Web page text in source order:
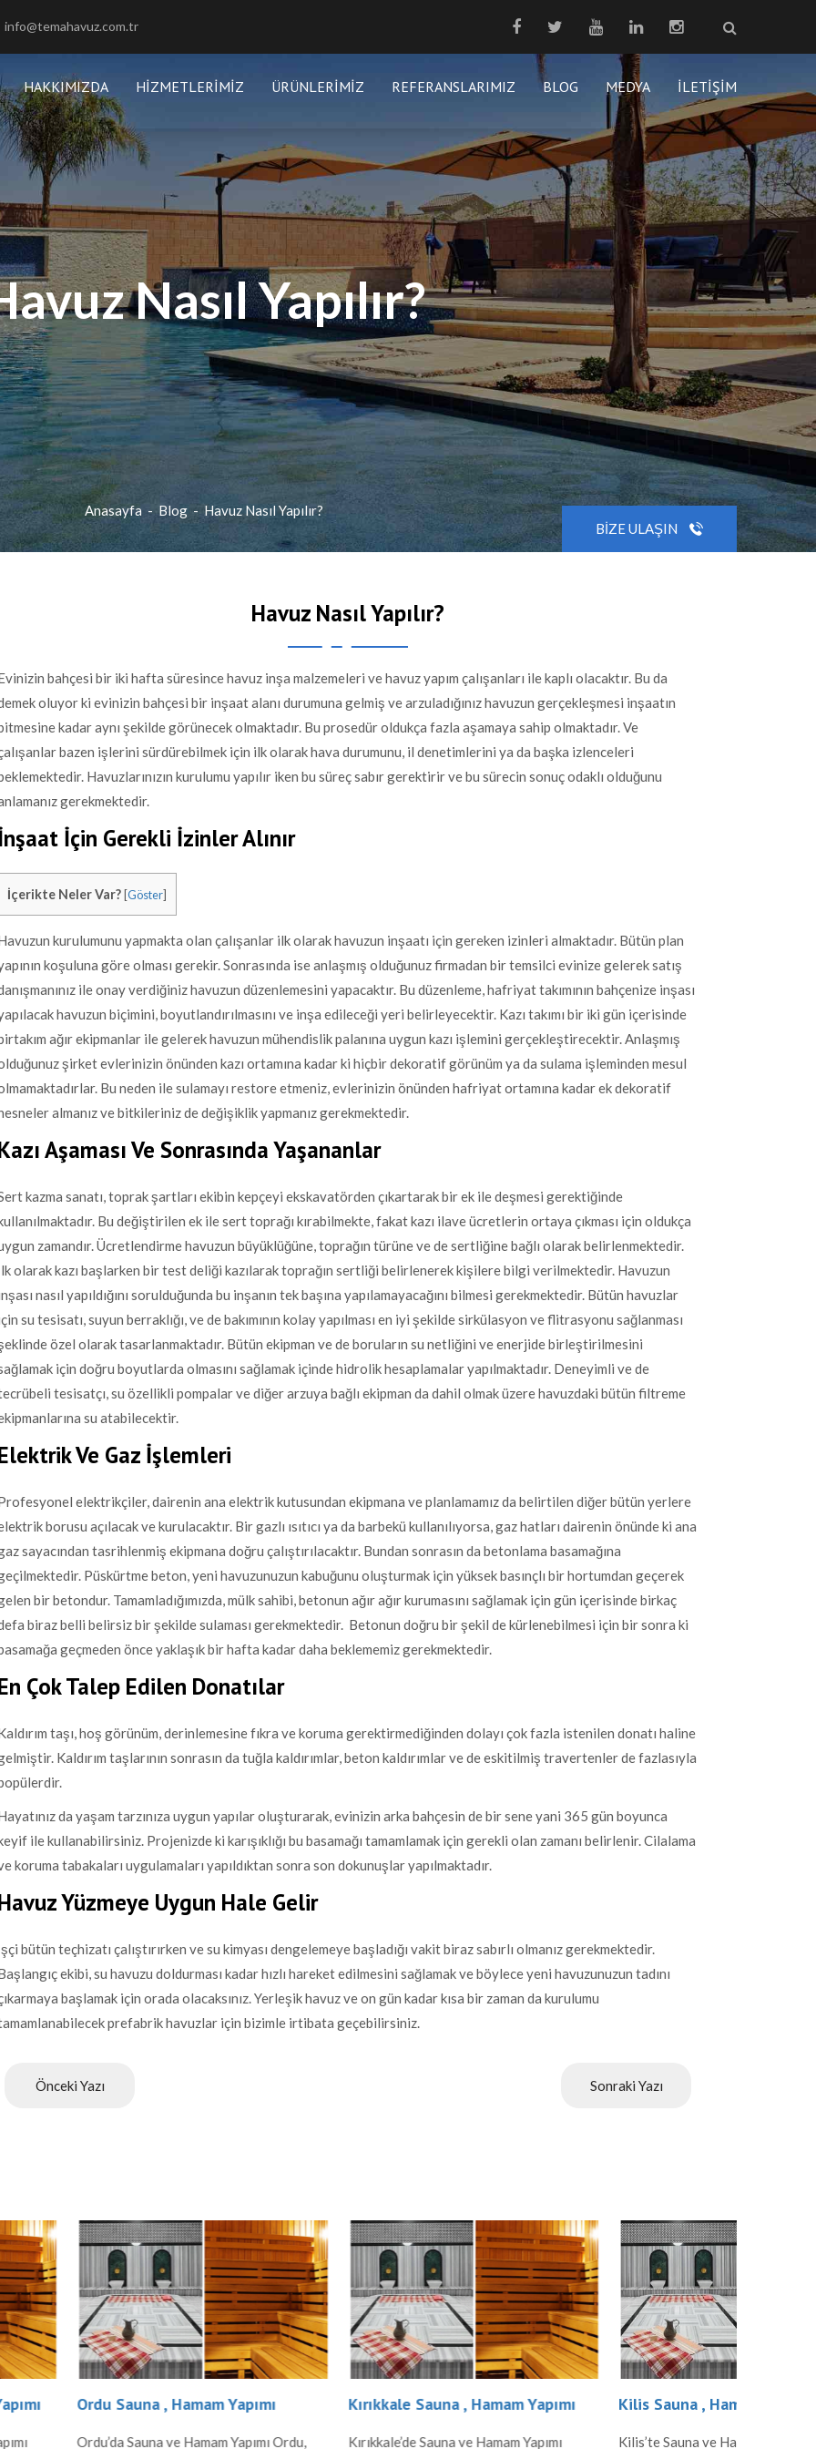
info@temahavuz.com.tr
HAKKIMIZDA HIZMETLERIMIZ ÜRÜNLERIMIZ REFERANSLARIMIZ BLOG MEDYA İLETIŞIM
Nasıl Yapılır?
Anasayfa - Blog - Havuz Nasıl Yapılır?
BIZE ULAŞIN
Havuz Nasıl Yapılır?
bahçesi bir iki hafta süresince havuz inşa malzemeleri ve havuz yapım çalışanları ile kaplı olacaktır. Bu da
oluyor ki evinizin bahçesi bir inşaat alanı durumuna gelmiş ve arzuladığınız havuzun gerçekleşmesi inşaatın
kadar aynı şekilde görünecek olmaktadır. Bu prosedür oldukça fazla aşamaya sahip olmaktadır. Ve
bazen işlerini sürdürebilmek için ilk olarak hava durumunu, il denetimlerini ya da başka izlenceleri
Havuzlarınızın kurulumu yapılır iken bu süreç sabır gerektirir ve bu sürecin sonuç odaklı olduğunu
gerekmektedir.
İçin Gerekli İzinler Alınır
İçerikte Neler Var? [Göster]
kurulumunu yapmakta olan çalışanlar ilk olarak havuzun inşaatı için gereken izinleri almaktadır. Bütün plan
koşuluna göre olması gerekir. Sonrasında ise anlaşmış olduğunuz firmadan bir temsilci evinize gelerek satış
ile onay verdiğiniz havuzun düzenlemesini yapacaktır. Bu düzenleme, hafriyat takımının bahçenize inşası
havuzun biçimini, boyutlandırılmasını ve inşa edileceği yeri belirleyecektir. Kazı takımı bir iki gün içerisinde
ağır ekipmanlar ile gelerek havuzun mühendislik palanına uygun kazı işlemini gerçekleştirecektir. Anlaşmış
şirket evlerinizin önünden kazı ortamına kadar ki hiçbir dekoratif görünüm ya da sulama işleminden mesul
Bu neden ile sulamayı restore etmeniz, evlerinizin önünden hafriyat ortamına kadar ek dekoratif
almanız ve bitkileriniz de değişiklik yapmanız gerekmektedir.
Aşaması Ve Sonrasında Yaşananlar
kazma sanatı, toprak şartları ekibin kepçeyi ekskavatörden çıkartarak bir ek ile deşmesi gerektiğinde
Bu değiştirilen ek ile sert toprağı kırabilmekte, fakat kazı ilave ücretlerin ortaya çıkması için oldukça
zamandır. Ücretlendirme havuzun büyüklüğüne, toprağın türüne ve de sertliğine bağlı olarak belirlenmektedir.
olarak kazı başlarken bir test deliği kazılarak toprağın sertliği belirlenerek kişilere bilgi verilmektedir. Havuzun
nasıl yapıldığını sorulduğunda bu inşanın tek başına yapılamayacağını bilmesi gerekmektedir. Bütün havuzlar
su tesisatı, suyun berraklığı, ve de bakımının kolay yapılması en iyi şekilde sirkülasyon ve flitrasyonu sağlanması
özel olarak tasarlanmaktadır. Bütün ekipman ve de boruların su netliğini ve enerjide birleştirilmesini
için doğru boyutlarda olmasını sağlamak içinde hidrolik hesaplamalar yapılmaktadır. Deneyimli ve de
tesisatçı, su özellikli pompalar ve diğer arzuya bağlı ekipman da dahil olmak üzere havuzdaki bütün filtreme
su atabilecektir.
Ve Gaz İşlemleri
elektrikçiler, dairenin ana elektrik kutusundan ekipmana ve planlamamız da belirtilen diğer bütün yerlere
borusu açılacak ve kurulacaktır. Bir gazlı ısıtıcı ya da barbekü kullanılıyorsa, gaz hatları dairenin önünde ki ana
sayacından tasrihlenmiş ekipmana doğru çalıştırılacaktır. Bundan sonrasın da betonlama basamağına
Püskürtme beton, yeni havuzunuzun kabuğunu oluşturmak için yüksek basınçlı bir hortumdan geçerek
bir betondur. Tamamladığımızda, mülk sahibi, betonun ağır ağır kurumasını sağlamak için gün içerisinde birkaç
biraz belli belirsiz bir şekilde sulaması gerekmektedir. Betonun doğru bir şekil de kürlenebilmesi için bir sonra ki
geçmeden önce yaklaşık bir hafta kadar daha beklememiz gerekmektedir.
Çok Talep Edilen Donatılar
taşı, hoş görünüm, derinlemesine fıkra ve koruma gerektirmediğinden dolayı çok fazla istenilen donatı haline
Kaldırım taşlarının sonrasın da tuğla kaldırımlar, beton kaldırımlar ve de eskitilmiş travertenler de fazlasıyla
da yaşam tarzınıza uygun yapılar oluşturarak, evinizin arka bahçesin de bir sene yani 365 gün boyunca
ile kullanabilirsiniz. Projenizde ki karışıklığı bu basamağı tamamlamak için gerekli olan zamanı belirlenir. Cilalama
koruma tabakaları uygulamaları yapıldıktan sonra son dokunuşlar yapılmaktadır.
Yüzmeye Uygun Hale Gelir
bütün teçhizatı çalıştırırken ve su kimyası dengelemeye başladığı vakit biraz sabırlı olmanız gerekmektedir.
ekibi, su havuzu doldurması kadar hızlı hareket edilmesini sağlamak ve böylece yeni havuzunuzun tadını
başlamak için orada olacaksınız. Yerleşik havuz ve on gün kadar kısa bir zaman da kurulumu
prefabrik havuzlar için bizimle irtibata geçebilirsiniz.
Önceki Yazı Sonraki Yazı
, Hamam Yapımı
ve Hamam Yapımı Ordu,
Kırıkkale Sauna , Hamam Yapımı
Kırıkkale’de Sauna ve Hamam Yapımı
Kilis Sauna , Hamam Yapımı
Kilis’te Sauna ve Hamam Yapımı Kilis,